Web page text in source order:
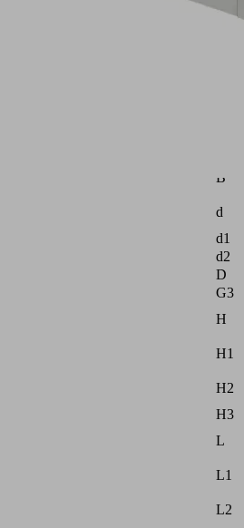
B
d
d1
d2
D
G3
H
H1
H2
H3
L
L1
L2